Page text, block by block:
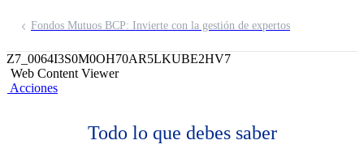
Fondos Mutuos BCP: Invierte con la gestión de expertos
Z7_0064I3S0M0OH70AR5LKUBE2HV7
Web Content Viewer
Acciones
Todo lo que debes saber